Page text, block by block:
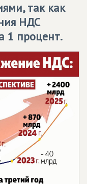
так как
НДС
1 процент.